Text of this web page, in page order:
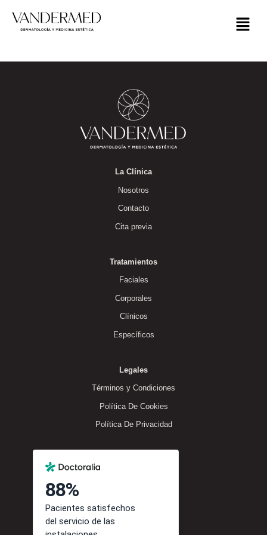
La Clínica
Nosotros
Contacto
Cita previa
Tratamientos
Faciales
Corporales
Clínicos
Específicos
Legales
Términos y Condiciones
Política De Cookies
Política De Privacidad